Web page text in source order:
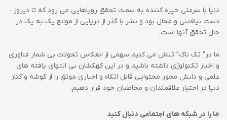
دنیا با سرعتی خیره کننده به سمت تحقق رویاهایی می رود که تا دیروز
دست نیافتنی و محال بود و بشر با گذر از دریایی از موانع یک به یک در
حال تحقق آنها است.
ما در” تک ناک” تلاش می کنیم سهمی از انعکاس تحولات بی شمار فناوری
و اخبار تکنولوژی داشته باشیم و در این کهکشان بی انتهای یافته های
علمی و دانش محور محتوایی قابل اتکاء و اخباری موثق را از گوشه و کنار
دنیا در اختیار علاقمندان و مخاطبان خود قرار دهیم.
ما را در شبکه های اجتماعی دنبال کنید